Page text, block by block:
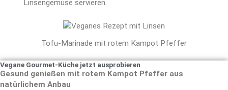
Linsengemüse servieren.
Tofu-Marinade mit rotem Kampot Pfeffer
Vegane Gourmet-Küche jetzt ausprobieren
Gesund genießen mit rotem Kampot Pfeffer aus
natürlichem Anbau